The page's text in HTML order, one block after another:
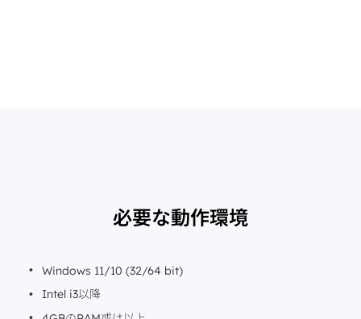
必要な動作環境
Windows 11/10 (32/64 bit)
Intel i3以降